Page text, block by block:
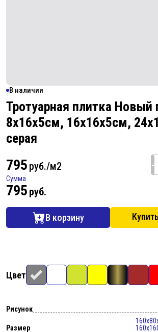
В наличии
Тротуарная плитка Новый
8х16х5см, 16х16х5см,
серая
795 руб./м2 -
Сумма
795 руб.
В корзину
Цвет
Рисунок
Размер